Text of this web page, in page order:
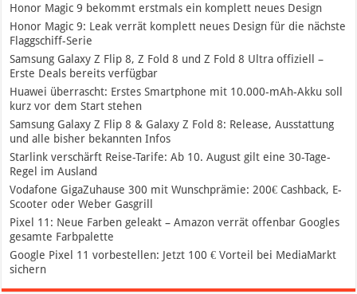
Honor Magic 9 bekommt erstmals ein komplett neues Design
Honor Magic 9: Leak verrät komplett neues Design für die nächste
Flaggschiff-Serie
Samsung Galaxy Z Flip 8, Z Fold 8 und Z Fold 8 Ultra offiziell –
Erste Deals bereits verfügbar
Huawei überrascht: Erstes Smartphone mit 10.000-mAh-Akku soll
kurz vor dem Start stehen
Samsung Galaxy Z Flip 8 & Galaxy Z Fold 8: Release, Ausstattung
und alle bisher bekannten Infos
Starlink verschärft Reise-Tarife: Ab 10. August gilt eine 30-Tage-
Regel im Ausland
Vodafone GigaZuhause 300 mit Wunschprämie: 200€ Cashback, E-
Scooter oder Weber Gasgrill
Pixel 11: Neue Farben geleakt – Amazon verrät offenbar Googles
gesamte Farbpalette
Google Pixel 11 vorbestellen: Jetzt 100 € Vorteil bei MediaMarkt
sichern